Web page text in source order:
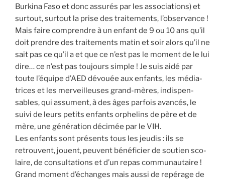
Bur­ki­na Faso et donc assu­rés par les asso­cia­tions) et
sur­tout, sur­tout la prise des trai­te­ments, l’observance !
Mais faire com­prendre à un enfant de 9 ou 10 ans qu’il
doit prendre des trai­te­ments matin et soir alors qu’il ne
sait pas ce qu’il a et que ce n’est pas le moment de le lui
dire… ce n’est pas tou­jours simple ! Je suis aidé par
toute l’équipe d’AED dévouée aux enfants, les média­
trices et les mer­veilleuses grand-mères, indis­pen­
sables, qui assument, à des âges par­fois avan­cés, le
sui­vi de leurs petits enfants orphe­lins de père et de
mère, une géné­ra­tion déci­mée par le VIH.
Les enfants sont pré­sents tous les jeu­dis : ils se
retrouvent, jouent, peuvent béné­fi­cier de sou­tien sco­
laire, de consul­ta­tions et d’un repas com­mu­nau­taire !
Grand moment d’échanges mais aus­si de repé­rage de